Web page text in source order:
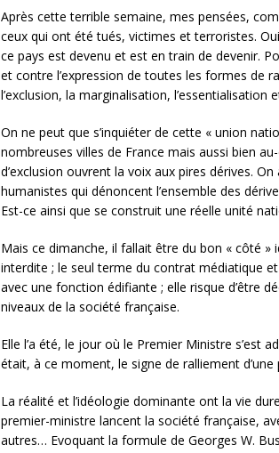
Après cette terrible semaine, mes pensées,
ceux qui ont été tués, victimes et terroristes.
ce pays est devenu et est en train de devenir.
et contre l’expression de toutes les formes de
l’exclusion, la marginalisation, l’essentialisation
On ne peut que s’inquiéter de cette « union
nombreuses villes de France mais aussi bien
d’exclusion ouvrent la voix aux pires dérives.
humanistes qui dénoncent l’ensemble des
Est-ce ainsi que se construit une réelle unité
Mais ce dimanche, il fallait être du bon « côté
interdite ; le seul terme du contrat médiatique
avec une fonction édifiante ; elle risque d’être
niveaux de la société française.
Elle l’a été, le jour où le Premier Ministre s’est
était, à ce moment, le signe de ralliement
La réalité et l’idéologie dominante ont la vie
premier-ministre lancent la société française,
autres… Evoquant la formule de Georges W.